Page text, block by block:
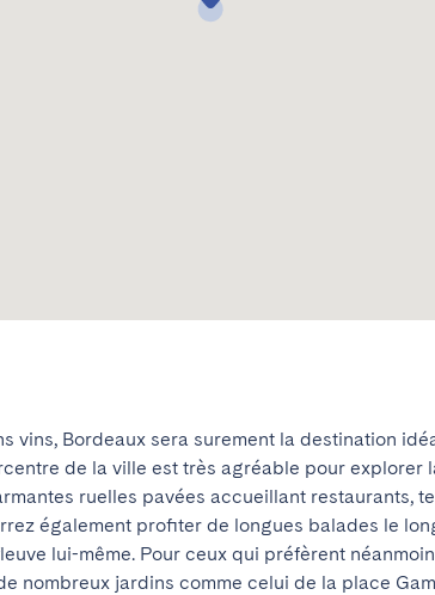
vins, Bordeaux sera surement la destination
de la ville est très agréable pour explorer
ruelles pavées accueillant restaurants,
également profiter de longues balades le
lui-même. Pour ceux qui préfèrent
nombreux jardins comme celui de la place